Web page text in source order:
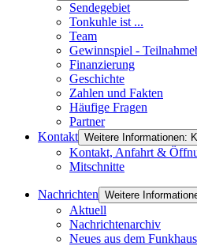
Sendegebiet
Tonkuhle ist ...
Team
Gewinnspiel -
Finanzierung
Geschichte
Zahlen und Fakten
Häufige Fragen
Partner
Kontakt Weitere Informationen:
Kontakt, Anfahrt &
Mitschnitte
Nachrichten Weitere
Aktuell
Nachrichtenarchiv
Neues aus dem Funkhaus